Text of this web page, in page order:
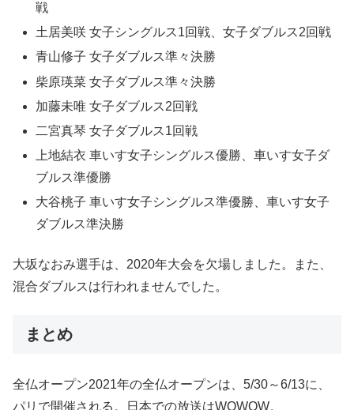
戦
土居美咲 女子シングルス1回戦、女子ダブルス2回戦
青山修子 女子ダブルス準々決勝
柴原瑛菜 女子ダブルス準々決勝
加藤未唯 女子ダブルス2回戦
二宮真琴 女子ダブルス1回戦
上地結衣 車いす女子シングルス優勝、車いす女子ダ
ブルス準優勝
大谷桃子 車いす女子シングルス準優勝、車いす女子
ダブルス準決勝
大坂なおみ選手は、2020年大会を欠場しました。また、
混合ダブルスは行われませんでした。
まとめ
全仏オープン2021年の全仏オープンは、5/30～6/13に、
パリで開催される。日本での放送はWOWOW。